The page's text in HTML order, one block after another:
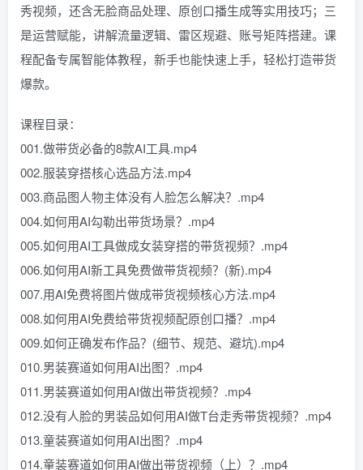
秀视频，还含无脸商品处理、原创口播生成等实用技巧；三
是运营赋能，讲解流量逻辑、雷区规避、账号矩阵搭建。课
程配备专属智能体教程，新手也能快速上手，轻松打造带货
爆款。
课程目录：
001.做带货必备的8款AI工具.mp4
002.服装穿搭核心选品方法.mp4
003.商品图人物主体没有人脸怎么解决？.mp4
004.如何用AI勾勒出带货场景？.mp4
005.如何用AI工具做成女装穿搭的带货视频？.mp4
006.如何用AI新工具免费做带货视频？(新).mp4
007.用AI免费将图片做成带货视频核心方法.mp4
008.如何用AI免费给带货视频配原创口播？.mp4
009.如何正确发布作品？(细节、规范、避坑).mp4
010.男装赛道如何用AI出图？.mp4
011.男装赛道如何用AI做出带货视频？.mp4
012.没有人脸的男装品如何用AI做T台走秀带货视频？.mp4
013.童装赛道如何用AI出图？.mp4
014.童装赛道如何用AI做出带货视频（上）？.mp4